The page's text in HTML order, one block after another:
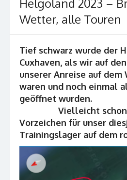
Helgoland 2023 –
Wetter, alle Touren
Tief schwarz wurde der
Cuxhaven, als wir auf
unserer Anreise auf dem
waren und noch einmal
geöffnet
Vielleicht schon
Vorzeichen für unser
Trainingslager auf dem